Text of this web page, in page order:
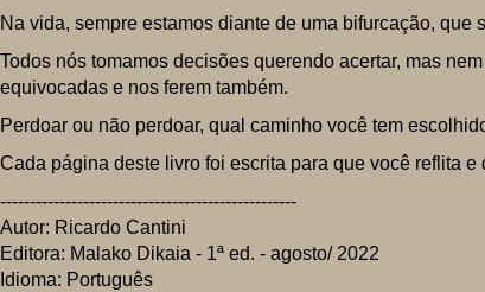
Na vida, sempre estamos diante de uma bifurcação,
Todos nós tomamos decisões querendo acertar, mas
equivocadas e nos ferem também.
Perdoar ou não perdoar, qual caminho você tem
Cada página deste livro foi escrita para que você reflita
--------------------------------------------------
Autor: Ricardo Cantini
Editora: Malako Dikaia - 1ª ed. - agosto/ 2022
Idioma: Português